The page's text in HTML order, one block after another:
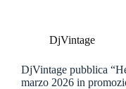
DjVintage
DjVintage pubblica
marzo 2026 in